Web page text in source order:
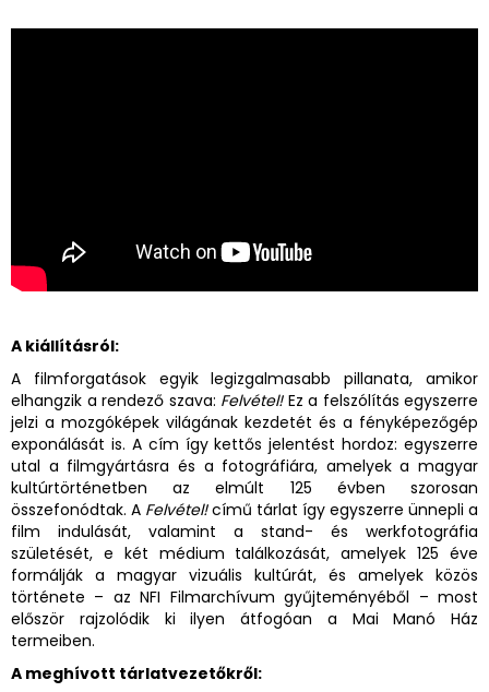
A kiállításról:
A filmforgatások egyik legizgalmasabb pillanata, amikor
elhangzik a rendező szava: Felvétel!Ez a felszólítás egyszerre
jelzi a mozgóképek világának kezdetét és a fényképezőgép
exponálását is. A cím így kettős jelentést hordoz: egyszerre
utal a filmgyártásra és a fotográfiára, amelyek a magyar
kultúrtörténetben az elmúlt 125 évben szorosan
összefonódtak. A Felvétel!című tárlat így egyszerre ünnepli a
film indulását, valamint a stand- és werkfotográfia
születését, e két médium találkozását, amelyek 125 éve
formálják a magyar vizuális kultúrát, és amelyek közös
története – az NFI Filmarchívum gyűjteményéből – most
először rajzolódik ki ilyen átfogóan a Mai Manó Ház
termeiben.
A meghívott tárlatvezetőkről: